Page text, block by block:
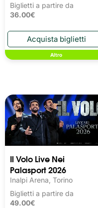
Biglietti a partire da
36.00€
Altro
Il Volo Live Nei
Palasport 2026
Inalpi Arena, Torino
Biglietti a partire da
49.00€